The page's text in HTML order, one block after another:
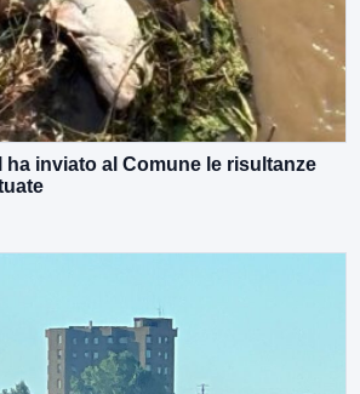
ha inviato al Comune le risultanze